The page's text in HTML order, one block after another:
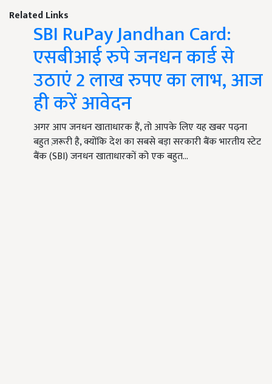
Related Links
SBI RuPay Jandhan Card:
एसबीआई रुपे जनधन कार्ड से
उठाएं 2 लाख रुपए का लाभ, आज
ही करें आवेदन
अगर आप जनधन खाताधारक हैं, तो आपके लिए यह खबर पढ़ना
बहुत ज़रूरी है, क्योंकि देश का सबसे बड़ा सरकारी बैंक भारतीय स्टेट
बैंक (SBI) जनधन खाताधारकों को एक बहुत…